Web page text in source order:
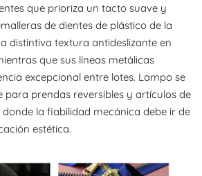
que prioriza un tacto suave y
de dientes de plástico de la
distintiva textura antideslizante en
que sus líneas metálicas
excepcional entre lotes. Lampo se
para prendas reversibles y artículos de
la fiabilidad mecánica debe ir de
estética.